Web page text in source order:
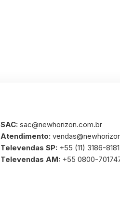
SAC: sac@newhorizon.com.br
Atendimento:
Televendas SP: +55 (11) 3186-
Televendas AM: +55 0800-